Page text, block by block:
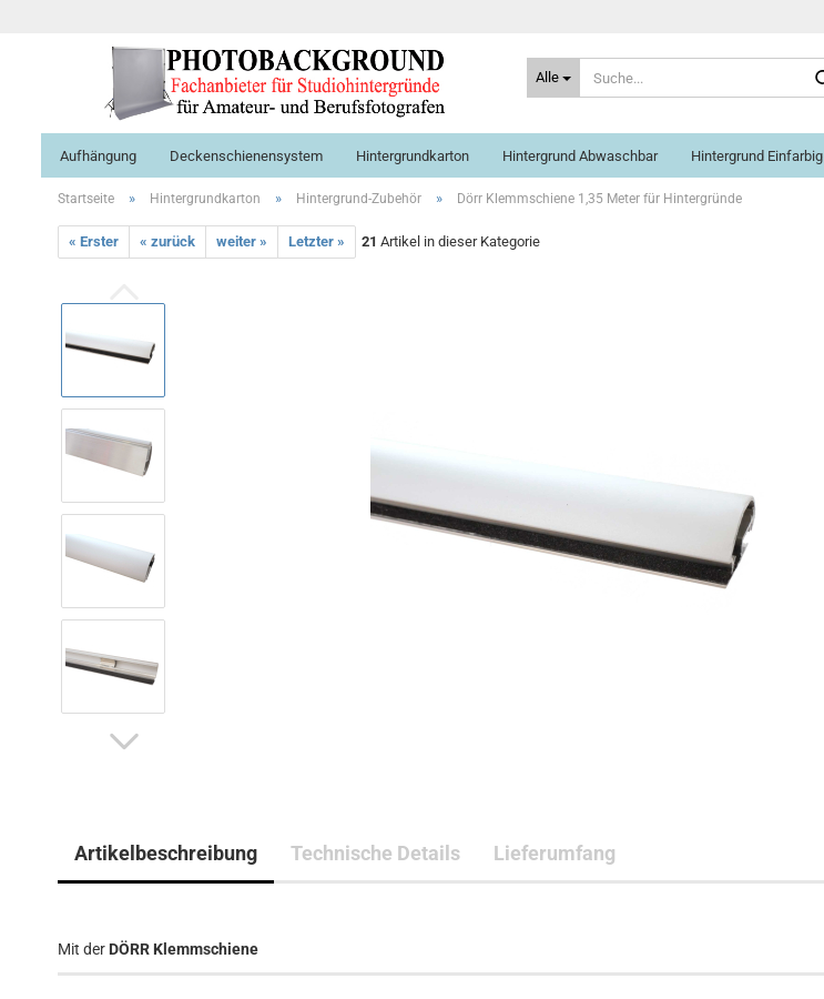
Alle
Aufhängung Deckenschienensystem Hintergrundkarton Hintergrund Abwaschbar Hintergrund Einfarbig
Startseite » Hintergrundkarton » Hintergrund-Zubehör » Dörr Klemmschiene 1,35 Meter für Hintergründe
« Erster « zurück weiter » Letzter » 21 Artikel in dieser Kategorie
Artikelbeschreibung Technische Details Lieferumfang
Mit der DÖRR Klemmschiene